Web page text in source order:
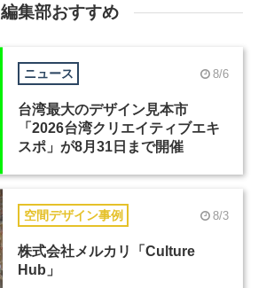
編集部おすすめ
ニュース 8/6
台湾最大のデザイン見本市
「2026台湾クリエイティブエキ
スポ」が8月31日まで開催
空間デザイン事例 8/3
株式会社メルカリ「Culture
Hub」